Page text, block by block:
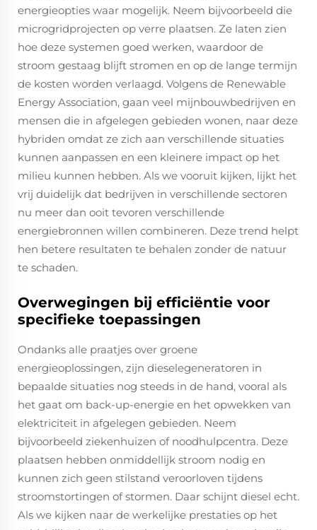
energieopties waar mogelijk. Neem bijvoorbeeld die
microgridprojecten op verre plaatsen. Ze laten zien
hoe deze systemen goed werken, waardoor de
stroom gestaag blijft stromen en op de lange termijn
de kosten worden verlaagd. Volgens de Renewable
Energy Association, gaan veel mijnbouwbedrijven en
mensen die in afgelegen gebieden wonen, naar deze
hybriden omdat ze zich aan verschillende situaties
kunnen aanpassen en een kleinere impact op het
milieu kunnen hebben. Als we vooruit kijken, lijkt het
vrij duidelijk dat bedrijven in verschillende sectoren
nu meer dan ooit tevoren verschillende
energiebronnen willen combineren. Deze trend helpt
hen betere resultaten te behalen zonder de natuur
te schaden.
Overwegingen bij efficiëntie voor
specifieke toepassingen
Ondanks alle praatjes over groene
energieoplossingen, zijn dieselegeneratoren in
bepaalde situaties nog steeds in de hand, vooral als
het gaat om back-up-energie en het opwekken van
elektriciteit in afgelegen gebieden. Neem
bijvoorbeeld ziekenhuizen of noodhulpcentra. Deze
plaatsen hebben onmiddellijk stroom nodig en
kunnen zich geen stilstand veroorloven tijdens
stroomstortingen of stormen. Daar schijnt diesel echt.
Als we kijken naar de werkelijke prestaties op het